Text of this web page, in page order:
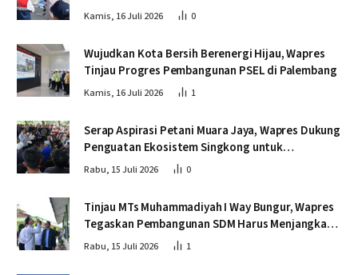
Kamis, 16 Juli 2026 0
Wujudkan Kota Bersih Berenergi Hijau, Wapres
Tinjau Progres Pembangunan PSEL di Palembang
Kamis, 16 Juli 2026 1
Serap Aspirasi Petani Muara Jaya, Wapres Dukung
Penguatan Ekosistem Singkong untuk
Swasembada Pangan
Rabu, 15 Juli 2026 0
Tinjau MTs Muhammadiyah I Way Bungur, Wapres
Tegaskan Pembangunan SDM Harus Menjangkau
Seluruh Sekolah
Rabu, 15 Juli 2026 1